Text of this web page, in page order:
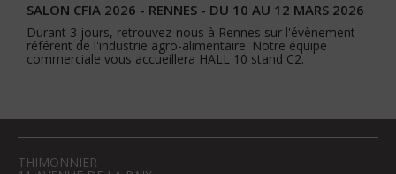
SALON CFIA 2026 - RENNES - DU 10 AU 12 MARS 2026
Durant 3 jours, retrouvez-nous à Rennes sur l'évènement
référent de l'industrie agro-alimentaire. Notre équipe
commerciale vous accueillera HALL 10 stand C2.
THIMONNIER